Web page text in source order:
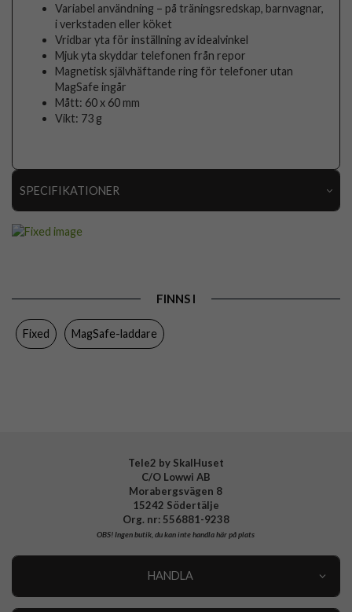
Variabel användning – på träningsredskap, barnvagnar,
i verkstaden eller köket
Vridbar yta för inställning av idealvinkel
Mjuk yta skyddar telefonen från repor
Magnetisk självhäftande ring för telefoner utan
MagSafe ingår
Mått: 60 x 60 mm
Vikt: 73 g
SPECIFIKATIONER
Varumärke
FINNS I
Fixed MagSafe-laddare
Tele2 by SkalHuset
C/O Lowwi AB
Morabergsvägen 8
15242 Södertälje
Org. nr: 556881-9238
OBS!Ingen butik, du kan inte handla här på plats
HANDLA